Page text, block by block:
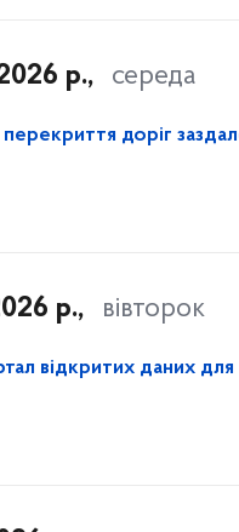
р., середа
доріг
р., вівторок
відкритих даних